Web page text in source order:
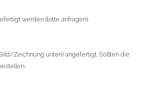
42,89 EUR).
finden Sie unter
werden (bitte anfragen).
Zeichnung unten) angefertigt. Sollten die